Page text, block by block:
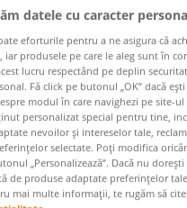
puține filtre.
ÎNAPOI LA MAGAZIN
din categoriaCopii
◾️
datele cu caracter
eforturile pentru a ne asigura că
iar produsele pe care le aleg sunt în
lucru respectând pe deplin
Fă click pe butonul „OK” dacă
modul în care navighezi pe site-
personalizat special pentru tine,
nevoilor și intereselor tale,
selectate. Poți modifica
„Personalizează”. Dacă nu
de produse adaptate preferințelor
mai multe informații, te rugăm să